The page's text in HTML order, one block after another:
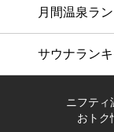
月間温泉ラ
サウナラン
ニフティ
おトク